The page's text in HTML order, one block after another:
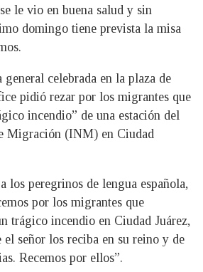
le vio en buena salud y sin
domingo tiene prevista la misa
celebrada en la plaza de
pidió rezar por los migrantes que
incendio” de una estación del
Migración (INM) en Ciudad
los peregrinos de lengua española,
por los migrantes que
trágico incendio en Ciudad Juárez,
el señor los reciba en su reino y de
Recemos por ellos”.